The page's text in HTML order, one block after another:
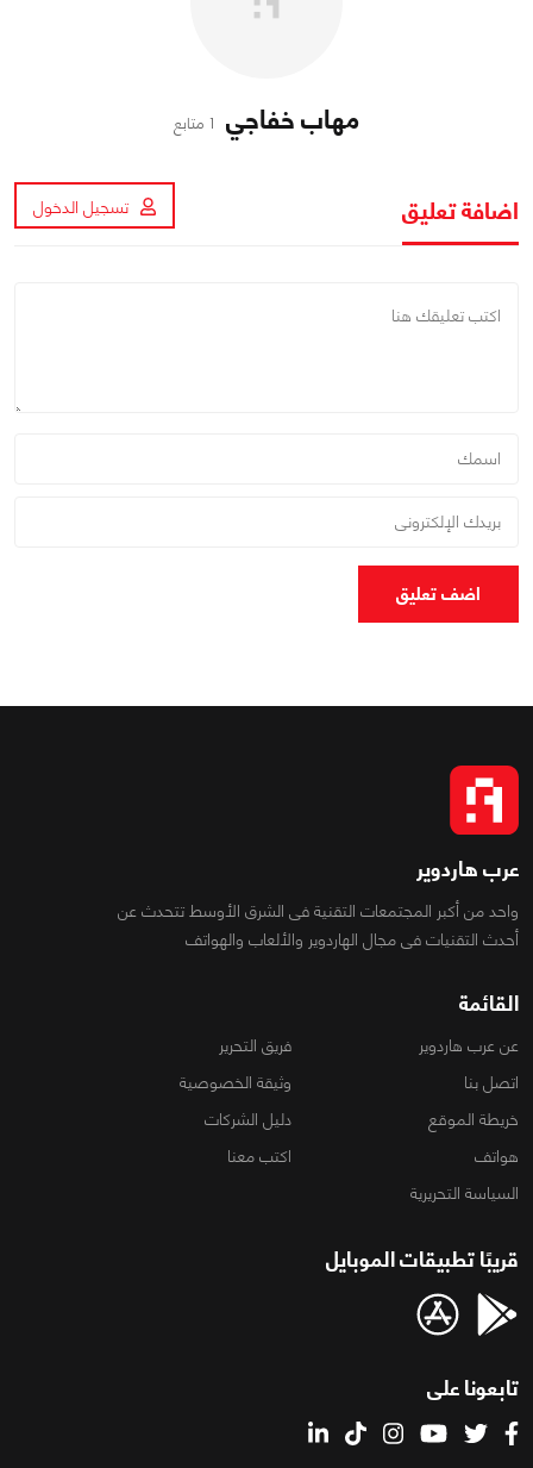
مهاب خفاجي 1 متابع
اضافة تعليق تسجيل الدخول
اضف تعليق
عرب هاردوير
واحد من أكبر المجتمعات التقنية فى الشرق الأوسط تتحدث عن
أحدث التقنيات فى مجال الهاردوير والألعاب والهواتف
القائمة
عن عرب هاردوير
فريق التحرير
اتصل بنا
وثيقة الخصوصية
خريطة الموقع
دليل الشركات
هواتف
اكتب معنا
السياسة التحريرية
قريبًا تطبيقات الموبايل
تابعونا على